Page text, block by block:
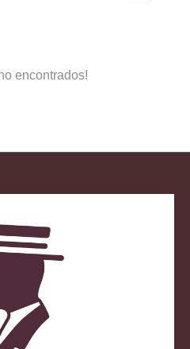
encontrados!